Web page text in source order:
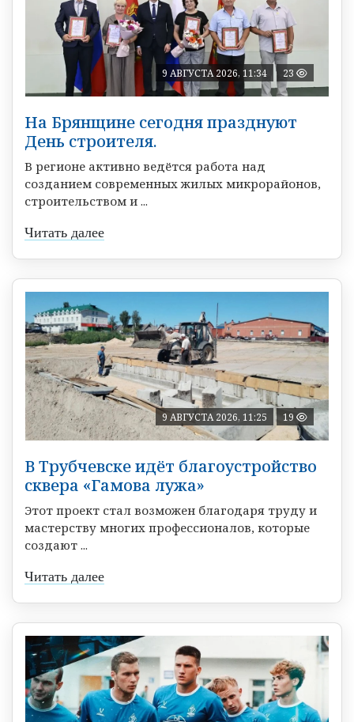
9 АВГУСТА 2026, 11:34 23
На Брянщине сегодня празднуют
День строителя.
В регионе активно ведётся работа над
созданием современных жилых микрорайонов,
строительством и ...
Читать далее
9 АВГУСТА 2026, 11:25 19
В Трубчевске идёт благоустройство
сквера «Гамова лужа»
Этот проект стал возможен благодаря труду и
мастерству многих профессионалов, которые
создают ...
Читать далее